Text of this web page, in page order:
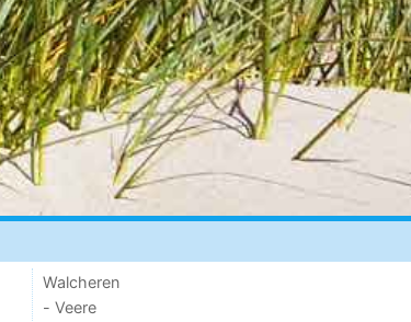
Walcheren
- Veere